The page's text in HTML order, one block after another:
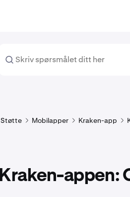
Støtte Mobilapper Kraken-app
Kraken-appen: